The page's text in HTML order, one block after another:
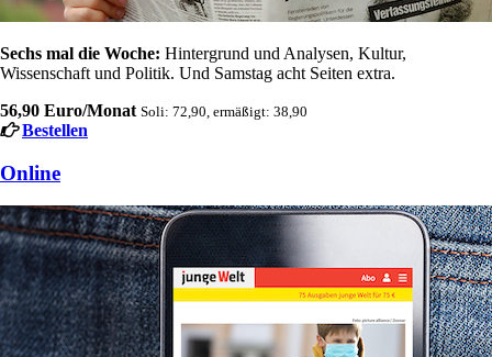
Sechs mal die Woche: Hintergrund und Analysen, Kultur,
Wissenschaft und Politik. Und Samstag acht Seiten extra.
56,90 Euro/Monat Soli: 72,90, ermäßigt: 38,90
Bestellen
Online